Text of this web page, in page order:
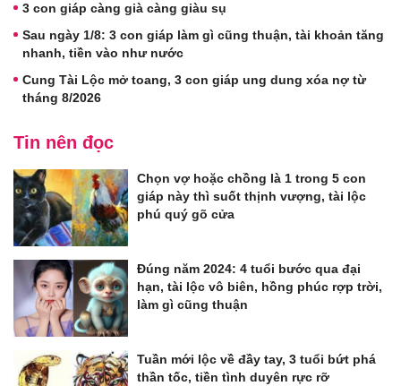
3 con giáp càng già càng giàu sụ
Sau ngày 1/8: 3 con giáp làm gì cũng thuận, tài khoản tăng
nhanh, tiền vào như nước
Cung Tài Lộc mở toang, 3 con giáp ung dung xóa nợ từ
tháng 8/2026
Tin nên đọc
Chọn vợ hoặc chồng là 1 trong 5 con
giáp này thì suốt thịnh vượng, tài lộc
phú quý gõ cửa
Đúng năm 2024: 4 tuổi bước qua đại
hạn, tài lộc vô biên, hồng phúc rợp trời,
làm gì cũng thuận
Tuần mới lộc về đầy tay, 3 tuổi bứt phá
thần tốc, tiền tình duyên rực rỡ